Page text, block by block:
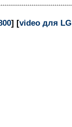
] [video для LG